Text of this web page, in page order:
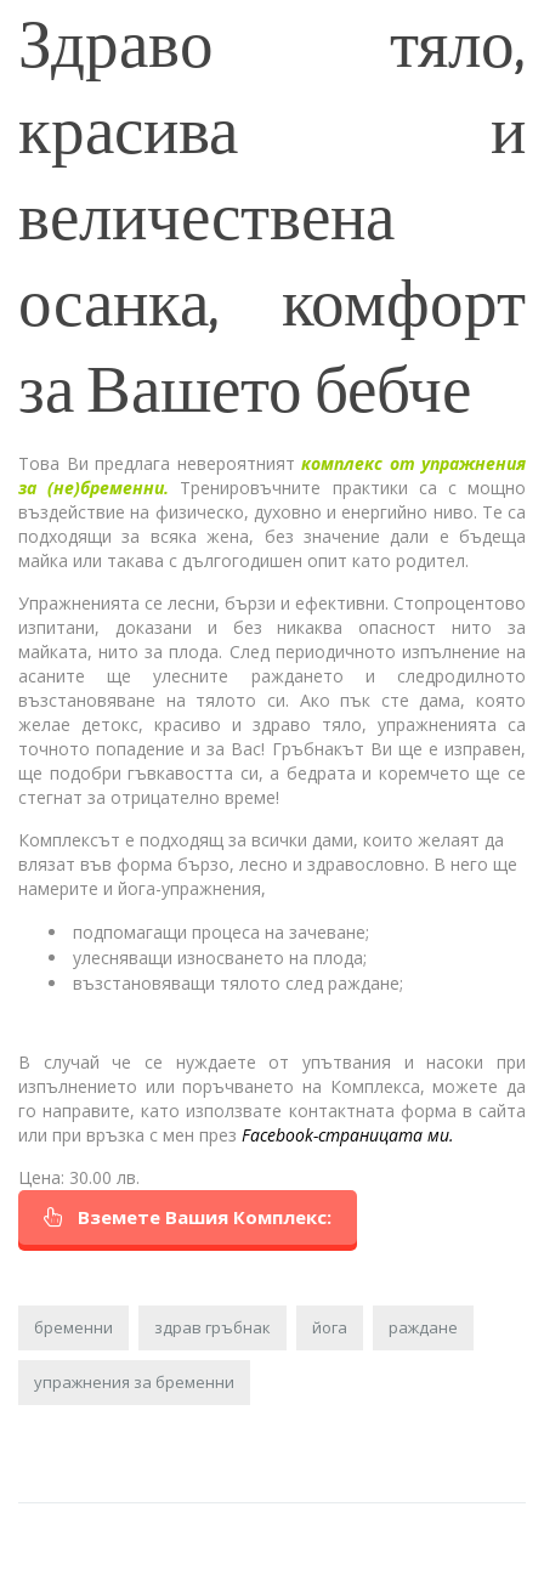
Здраво тяло,
красива и
величествена
осанка, комфорт
за Вашето бебче
Това Ви предлага невероятният комплекс от упражнения
за (не)бременни. Тренировъчните практики са с мощно
въздействие на физическо, духовно и енергийно ниво. Те са
подходящи за всяка жена, без значение дали е бъдеща
майка или такава с дългогодишен опит като родител.
Упражненията се лесни, бързи и ефективни. Стопроцентово
изпитани, доказани и без никаква опасност нито за
майката, нито за плода. След периодичното изпълнение на
асаните ще улесните раждането и следродилното
възстановяване на тялото си. Ако пък сте дама, която
желае детокс, красиво и здраво тяло, упражненията са
точното попадение и за Вас! Гръбнакът Ви ще е изправен,
ще подобри гъвкавостта си, а бедрата и коремчето ще се
стегнат за отрицателно време!
Комплексът е подходящ за всички дами, които желаят да
влязат във форма бързо, лесно и здравословно. В него ще
намерите и йога-упражнения,
подпомагащи процеса на зачеване;
улесняващи износването на плода;
възстановяващи тялото след раждане;
В случай че се нуждаете от упътвания и насоки при
изпълнението или поръчването на Комплекса, можете да
го направите, като използвате контактната форма в сайта
или при връзка с мен през Facebook-страницата ми.
Цена: 30.00 лв.
Вземете Вашия Комплекс:
бременни здрав гръбнак йога раждане
упражнения за бременни